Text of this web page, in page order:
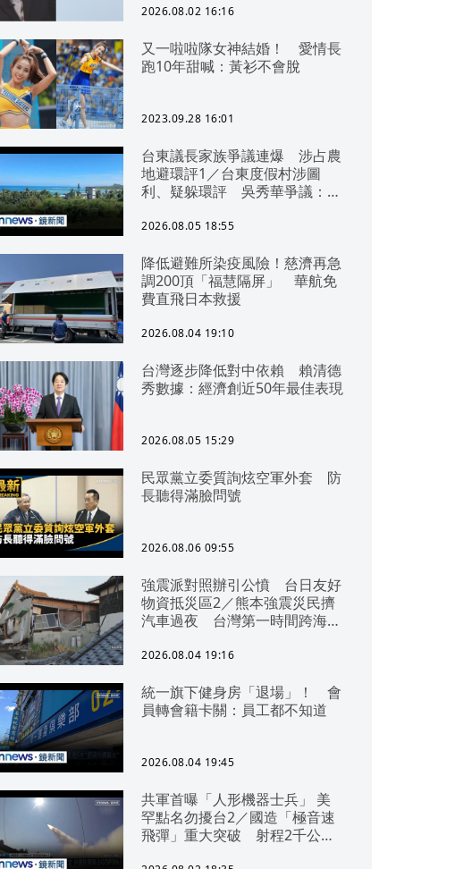
2026.08.02 16:16
又一啦啦隊女神結婚！ 愛情長
跑10年甜喊：黃衫不會脫
2023.09.28 16:01
台東議長家族爭議連爆 涉占農
地避環評1／台東度假村涉圖
利、疑躲環評 吳秀華爭議：概
2026.08.05 18:55
降低避難所染疫風險！慈濟再急
調200頂「福慧隔屏」 華航免
費直飛日本救援
2026.08.04 19:10
台灣逐步降低對中依賴 賴清德
秀數據：經濟創近50年最佳表現
2026.08.05 15:29
民眾黨立委質詢炫空軍外套 防
長聽得滿臉問號
2026.08.06 09:55
強震派對照辦引公憤 台日友好
物資抵災區2／熊本強震災民擠
汽車過夜 台灣第一時間跨海急
2026.08.04 19:16
統一旗下健身房「退場」！ 會
員轉會籍卡關：員工都不知道
2026.08.04 19:45
共軍首曝「人形機器士兵」 美
罕點名勿擾台2／國造「極音速
飛彈」重大突破 射程2千公里